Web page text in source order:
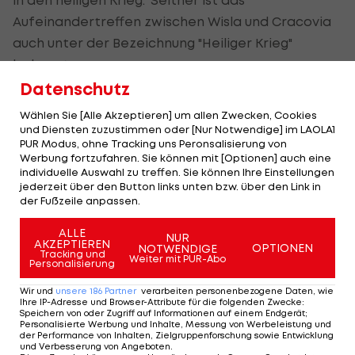
Aufeinandertreffen zwischen Wisla und Cracovia
auch unter der Bezeichnung "Heiliger Krieg"
bekannt.
"Heilig" ist dieser Krieg schon lange nicht mehr,
längst geht es nicht mehr um Fußball. In keiner
anderen Fußball-Hochburg unseres Kontinents
herrscht ein derart gewaltvoller Bandenkrieg wie
in Krakau. Die Stadt an der oberen Weichsel ist
eine geteilte.
Der Norden und Westen wurde von den "Sharks",
den Hooligans von Wisla - die Polizei zählte 2011
600 Mitglieder, mittlerweile sind es wohl mehr -,
eingenommen. Im Osten und Süden regiert die
"Jude Gang", die Hooligans von Cracovia (2011: 300
Mitglieder).
Datenschutz
Wählen Sie [Alle Akzeptieren] um allen Zwecken, Cookies
und Diensten zuzustimmen oder [Nur Notwendige] im LAOLA1
PUR Modus, ohne Tracking uns Peronsalisierung von
Werbung fortzufahren. Sie können mit [Optionen] auch eine
individuelle Auswahl zu treffen. Sie können Ihre Einstellungen
jederzeit über den Button links unten bzw. über den Link in
der Fußzeile anpassen.
ALLE
AKZEPTIEREN
Tracking und
Personalisierung
NUR
NOTWENDIGE
Weiter mit PUR-Abo
OPTIONEN
Wir und unsere 186 Partner verarbeiten personenbezogene Daten, wie
Ihre IP-Adresse und Browser-Attribute für die folgenden Zwecke:
Speichern von oder Zugriff auf Informationen auf einem Endgerät;
Personalisierte Werbung und Inhalte, Messung von Werbeleistung und
der Performance von Inhalten, Zielgruppenforschung sowie Entwicklung
und Verbesserung von Angeboten